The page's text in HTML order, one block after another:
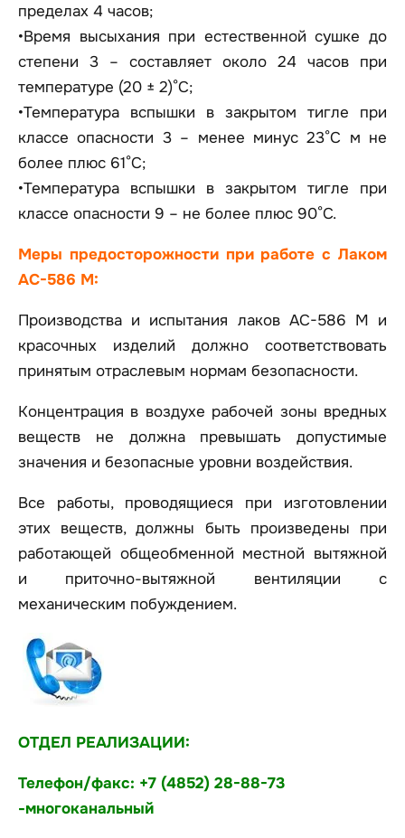
пределах 4 часов;
•Время высыхания при естественной сушке до
степени 3 – составляет около 24 часов при
температуре (20 ± 2)°С;
•Температура вспышки в закрытом тигле при
классе опасности 3 – менее минус 23°С м не
более плюс 61°С;
•Температура вспышки в закрытом тигле при
классе опасности 9 – не более плюс 90°С.
Меры предосторожности при работе с Лаком
АС-586 М:
Производства и испытания лаков АС-586 М и
красочных изделий должно соответствовать
принятым отраслевым нормам безопасности.
Концентрация в воздухе рабочей зоны вредных
веществ не должна превышать допустимые
значения и безопасные уровни воздействия.
Все работы, проводящиеся при изготовлении
этих веществ, должны быть произведены при
работающей общеобменной местной вытяжной
и приточно-вытяжной вентиляции с
механическим побуждением.
ОТДЕЛ РЕАЛИЗАЦИИ:
Телефон/факс: +7 (4852) 28-88-73
-многоканальный